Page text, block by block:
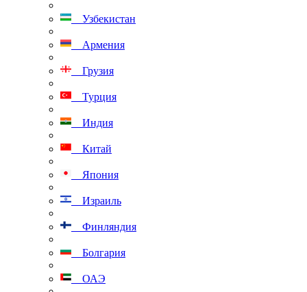
Узбекистан
Армения
Грузия
Турция
Индия
Китай
Япония
Израиль
Финляндия
Болгария
ОАЭ